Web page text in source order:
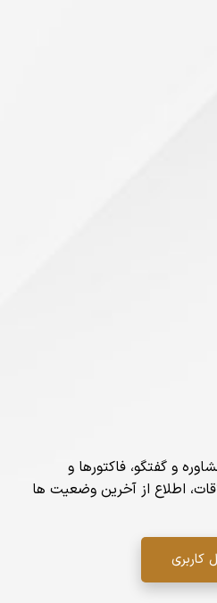
و گفتگو، فاکتورها و
اطلاع از آخرین وضعیت ها
کاربری